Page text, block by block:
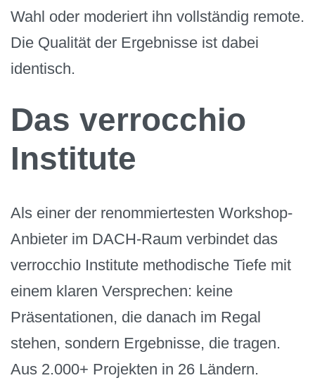
Wahl oder moderiert ihn vollständig remote.
Die Qualität der Ergebnisse ist dabei
identisch.
Das verrocchio
Institute
Als einer der renommiertesten Workshop-
Anbieter im DACH-Raum verbindet das
verrocchio Institute methodische Tiefe mit
einem klaren Versprechen: keine
Präsentationen, die danach im Regal
stehen, sondern Ergebnisse, die tragen.
Aus 2.000+ Projekten in 26 Ländern.